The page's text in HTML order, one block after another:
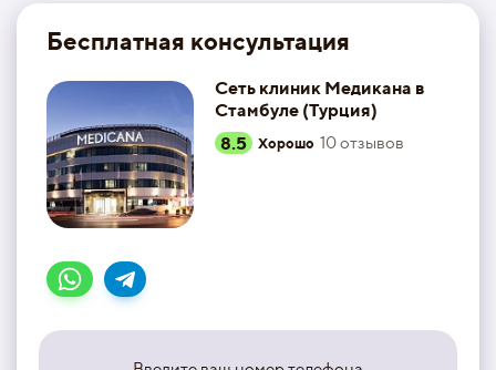
Бесплатная консультация
Сеть клиник Медикана в
Стамбуле (Турция)
8.5
Хорошо 10отзывов